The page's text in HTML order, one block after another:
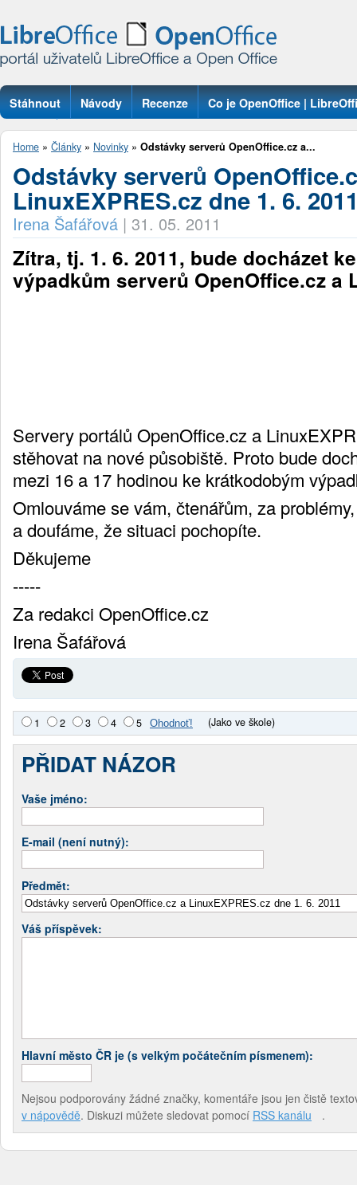
Stáhnout Návody Recenze Co je OpenOffice |
Otázky
Home » Články » Novinky » Odstávky serverů OpenOffice.cz a...
Odstávky serverů
LinuxEXPRES.cz dne 1. 6.
Irena Šafářová | 31. 05. 2011
Zítra, tj. 1. 6. 2011, bude docházet
výpadkům serverů OpenOffice.cz a
Servery portálů OpenOffice.cz a
stěhovat na nové působiště. Proto bude
mezi 16 a 17 hodinou ke krátkodobým
Omlouváme se vám, čtenářům, za
a doufáme, že situaci pochopíte.
Děkujeme
-----
Za redakci OpenOffice.cz
Irena Šafářová
1 2 3 4 5 (Jako ve škole)
PŘIDAT NÁZOR
Vaše jméno:
E-mail (není nutný):
Předmět:
Váš příspěvek:
Hlavní město ČR je (s velkým počátečním písmenem):
Nejsou podporovány žádné značky, komentáře jsou jen čistě
v nápovědě. Diskuzi můžete sledovat pomocí RSS kanálu .